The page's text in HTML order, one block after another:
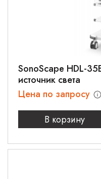
SonoScape HDL-
источник света
Цена по запросу
В корзину